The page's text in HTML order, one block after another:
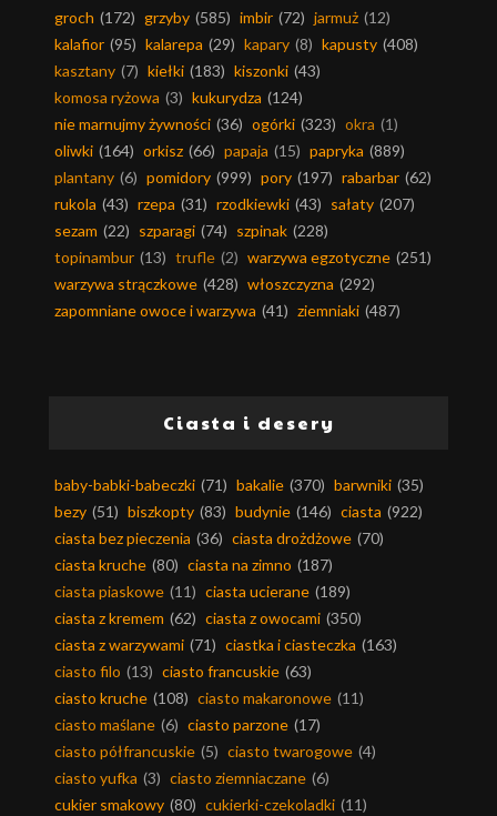
groch (172) grzyby (585) imbir (72) jarmuż (12)
kalafior (95) kalarepa (29) kapary (8) kapusty (408)
kasztany (7) kiełki (183) kiszonki (43)
komosa ryżowa (3) kukurydza (124)
nie marnujmy żywności (36) ogórki (323) okra (1)
oliwki (164) orkisz (66) papaja (15) papryka (889)
plantany (6) pomidory (999) pory (197) rabarbar (62)
rukola (43) rzepa (31) rzodkiewki (43) sałaty (207)
sezam (22) szparagi (74) szpinak (228)
topinambur (13) trufle (2) warzywa egzotyczne (251)
warzywa strączkowe (428) włoszczyzna (292)
zapomniane owoce i warzywa (41) ziemniaki (487)
Ciasta i desery
baby-babki-babeczki (71) bakalie (370) barwniki (35)
bezy (51) biszkopty (83) budynie (146) ciasta (922)
ciasta bez pieczenia (36) ciasta drożdżowe (70)
ciasta kruche (80) ciasta na zimno (187)
ciasta piaskowe (11) ciasta ucierane (189)
ciasta z kremem (62) ciasta z owocami (350)
ciasta z warzywami (71) ciastka i ciasteczka (163)
ciasto filo (13) ciasto francuskie (63)
ciasto kruche (108) ciasto makaronowe (11)
ciasto maślane (6) ciasto parzone (17)
ciasto półfrancuskie (5) ciasto twarogowe (4)
ciasto yufka (3) ciasto ziemniaczane (6)
cukier smakowy (80) cukierki-czekoladki (11)